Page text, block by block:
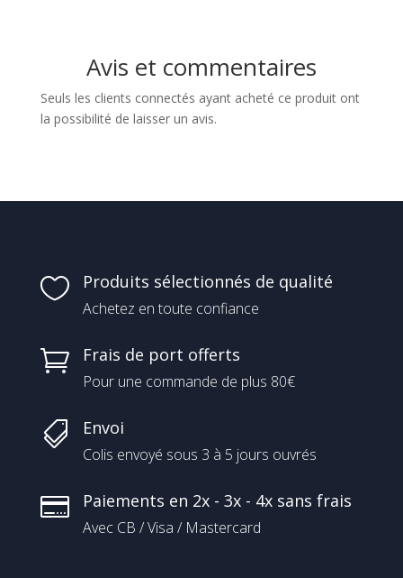
Avis et commentaires
Seuls les clients connectés ayant acheté ce produit ont
la possibilité de laisser un avis.
 Produits sélectionnés de qualité
Achetez en toute confiance
 Frais de port offerts
Pour une commande de plus 80€
 Envoi
Colis envoyé sous 3 à 5 jours ouvrés
 Paiements en 2x - 3x - 4x sans frais
Avec CB / Visa / Mastercard